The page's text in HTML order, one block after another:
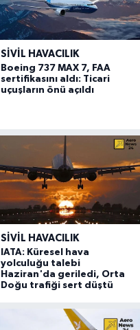
SIVIL HAVACILIK
Boeing 737 MAX 7, FAA
sertifikasını aldı: Ticari
uçuşların önü açıldı
SIVIL HAVACILIK
IATA: Küresel hava
yolculuğu talebi
Haziran'da geriledi, Orta
Doğu trafiği sert düştü